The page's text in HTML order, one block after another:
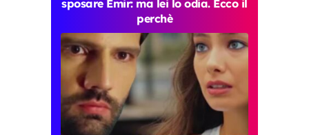
sposare Emir: ma lei lo odia. Ecco il
perchè